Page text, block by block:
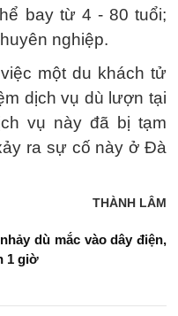
bay từ 4 - 80 tuổi;
nghiệp.
một du khách tử
dịch vụ dù lượn tại
vụ này đã bị tạm
ra sự cố này ở Đà
THÀNH LÂM
dù mắc vào dây điện,
1 giờ